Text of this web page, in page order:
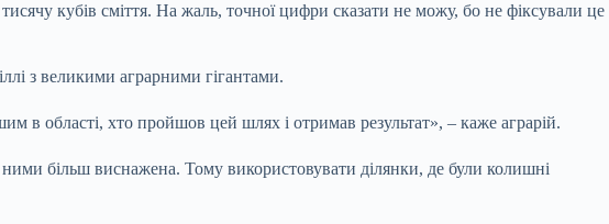
кубів сміття. На жаль, точної цифри сказати не можу, бо не фіксували це
з великими аграрними гігантами.
в області, хто пройшов цей шлях і отримав результат», – каже аграрій.
більш виснажена. Тому використовувати ділянки, де були колишні